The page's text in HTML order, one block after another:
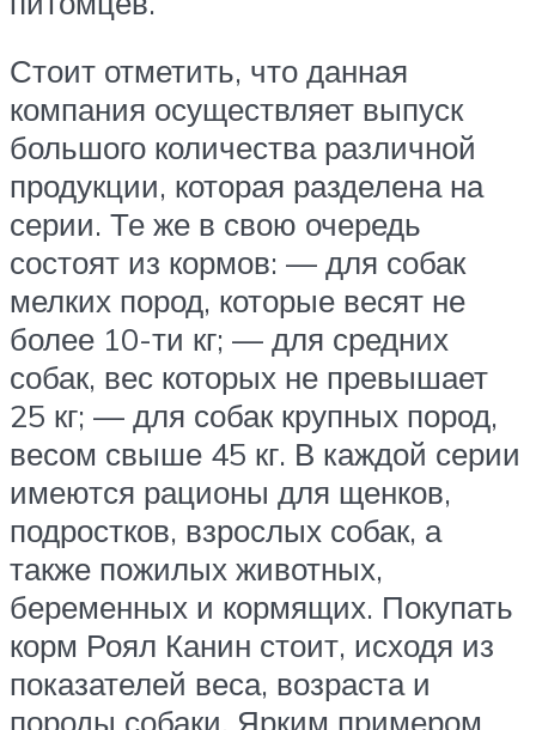
Стоит отметить, что данная
компания осуществляет выпуск
большого количества различной
продукции, которая разделена на
серии. Те же в свою очередь
состоят из кормов: — для собак
мелких пород, которые весят не
более 10-ти кг; — для средних
собак, вес которых не превышает
25 кг; — для собак крупных пород,
весом свыше 45 кг. В каждой серии
имеются рационы для щенков,
подростков, взрослых собак, а
также пожилых животных,
беременных и кормящих. Покупать
корм Роял Канин стоит, исходя из
показателей веса, возраста и
породы собаки. Ярким примером